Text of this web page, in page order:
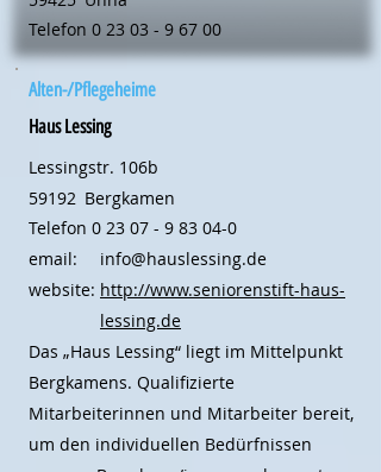
Telefon 0 23 03 - 9 67 00
Alten-/Pflegeheime
Haus Lessing
Lessingstr. 106b
59192 Bergkamen
Telefon 0 23 07 - 9 83 04-0
email:
website:
info@hauslessing.de
http://www.seniorenstift-haus-
lessing.de
Das „Haus Lessing“ liegt im Mittelpunkt
Bergkamens. Qualifizierte
Mitarbeiterinnen und Mitarbeiter bereit,
um den individuellen Bedürfnissen